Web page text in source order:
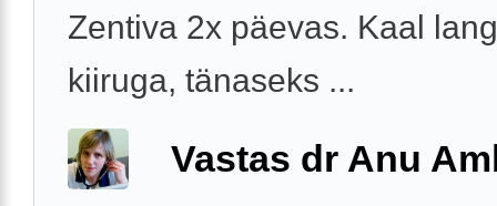
Zentiva 2x päevas. Kaal
kiiruga, tänaseks ...
Vastas dr Anu